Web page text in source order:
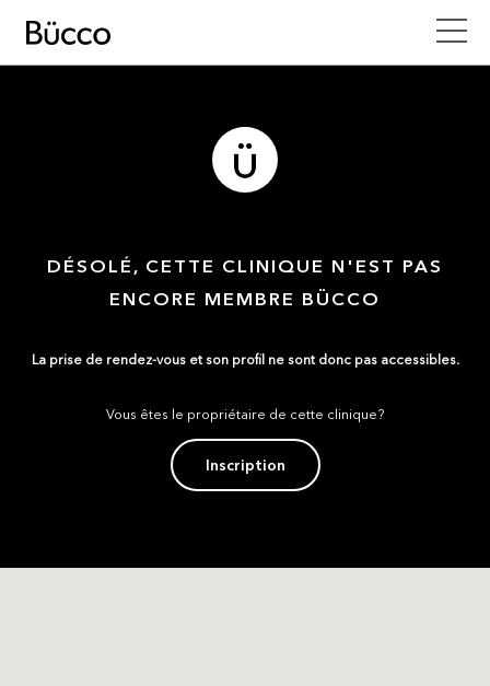
DÉSOLÉ, CETTE CLINIQUE N'EST PAS
ENCORE MEMBRE BÜCCO
La prise de rendez-vous et son profil ne sont donc pas accessibles.
Vous êtes le propriétaire de cette clinique?
Inscription